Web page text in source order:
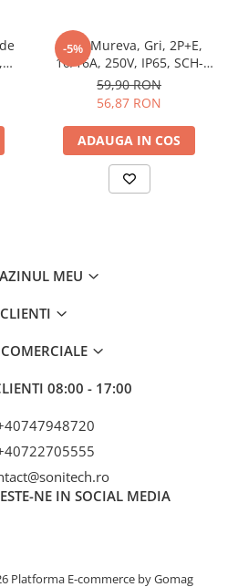
-5%
Priza Mureva, Gri, 2P+E,
10/16A, 250V, IP65, SCH-
81141, Schneider Electric -
Schneider
59,90 RON
56,87 RON
ADAUGA IN COS
MEU
CLIENTI
08:00 - 17:00
NE IN SOCIAL MEDIA
Platforma E-commerce by Gomag